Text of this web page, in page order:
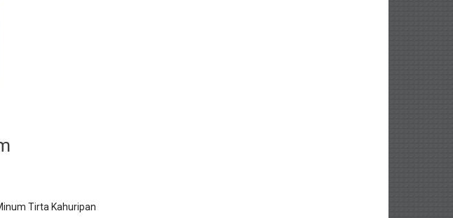
Tirta Kahuripan